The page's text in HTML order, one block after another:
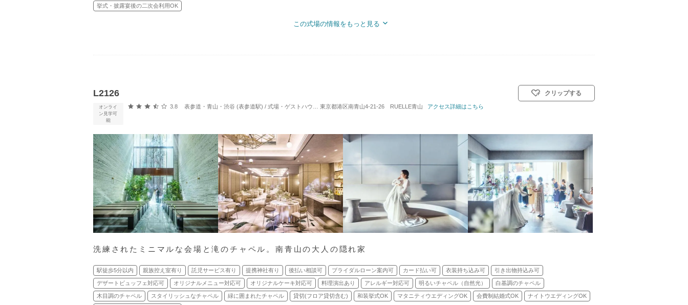
挙式・披露宴後の二次会利用OK
この式場の情報をもっと見る
L2126
オンライ
ン見学可
能
口コミ評価
3.8 表参道・青山・渋谷 (表参道駅) / 式場・ゲストハウス 対応人数: 着席：2名 ～ 96名 挙式スタイル: 教会式(キリスト教式)／人前式／仏前式
東京都港区南青山4-21-26 RUELLE青山 アクセス詳細はこちら
クリップする
洗練されたミニマルな会場と滝のチャペル。南青山の大人の隠れ家
駅徒歩5分以内 親族控え室有り 託児サービス有り 提携神社有り 後払い相談可 ブライダルローン案内可 カード払い可 衣装持ち込み可 引き出物持込み可
デザートビュッフェ対応可 オリジナルメニュー対応可 オリジナルケーキ対応可 料理演出あり アレルギー対応可 明るいチャペル（自然光） 白基調のチャペル
木目調のチャペル スタイリッシュなチャペル 緑に囲まれたチャペル 貸切(フロア貸切含む) 和装挙式OK マタニティウエディングOK 会費制結婚式OK ナイトウエディングOK